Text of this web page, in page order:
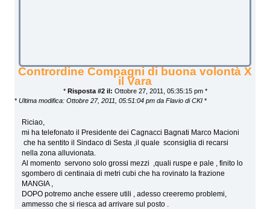
Contrordine Compagni di buona volontà X
il Vara
* Risposta #2 il: Ottobre 27, 2011, 05:35:15 pm *
* Ultima modifica: Ottobre 27, 2011, 05:51:04 pm da Flavio di CKI *
Riciao,
mi ha telefonato il Presidente dei Cagnacci Bagnati Marco Macioni
che ha sentito il Sindaco di Sesta ,il quale sconsiglia di recarsi
nella zona alluvionata.
Al momento servono solo grossi mezzi ,quali ruspe e pale , finito lo
sgombero di centinaia di metri cubi che ha rovinato la frazione
MANGIA ,
DOPO potremo anche essere utili , adesso creeremo problemi,
ammesso che si riesca ad arrivare sul posto .